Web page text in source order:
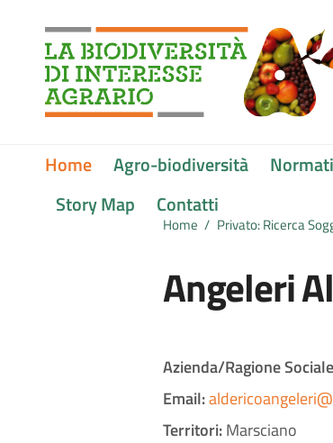
Vai al menu di navigazione
Vai al footer
Submenu
Home Agro-biodiversità
Story Map
Contatti
Home / Privato: Ricerca
Angeleri
Azienda/Ragione
Email:
Territori:Marsciano